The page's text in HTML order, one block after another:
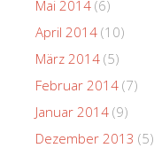
Mai 2014 (6)
April 2014 (10)
März 2014 (5)
Februar 2014 (7)
Januar 2014 (9)
Dezember 2013 (5)